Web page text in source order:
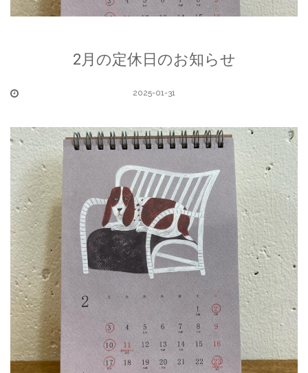
2月の定休日のお知らせ
2025-01-31